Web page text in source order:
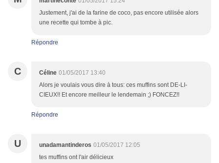
Justement, j'ai de la farine de coco, pas encore utilisée alors
une recette qui tombe à pic.
Répondre
C Céline 01/05/2017 13:40
Alors je voulais vous dire à tous: ces muffins sont DE-LI-
CIEUX!! Et encore meilleur le lendemain ;) FONCEZ!!
Répondre
U unadamantinderos 01/05/2017 12:05
tes muffins ont l'air délicieux